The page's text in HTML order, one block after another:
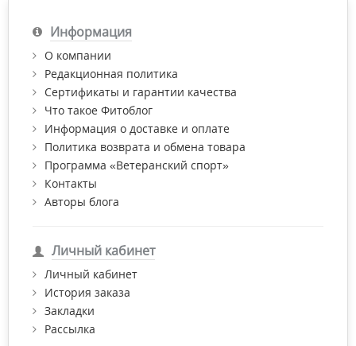
Информация
О компании
Редакционная политика
Сертификаты и гарантии качества
Что такое Фитоблог
Информация о доставке и оплате
Политика возврата и обмена товара
Программа «Ветеранский спорт»
Контакты
Авторы блога
Личный кабинет
Личный кабинет
История заказа
Закладки
Рассылка